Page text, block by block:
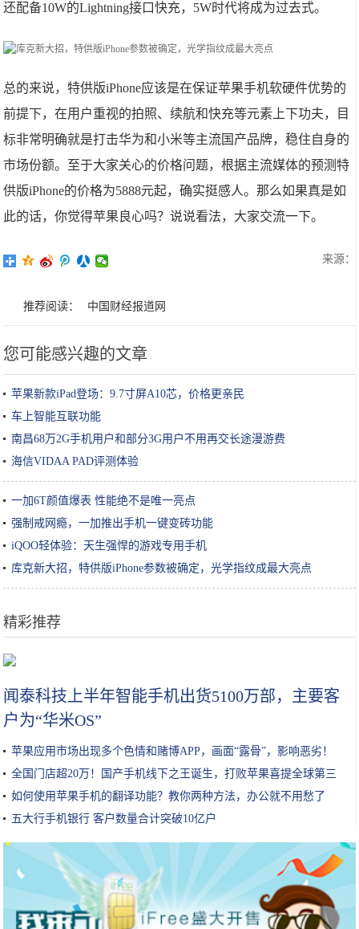
还配备10W的Lightning接口快充，5W时代将成为过去式。
总的来说，特供版iPhone应该是在保证苹果手机软硬件优势的
前提下，在用户重视的拍照、续航和快充等元素上下功夫，目
标非常明确就是打击华为和小米等主流国产品牌，稳住自身的
市场份额。至于大家关心的价格问题，根据主流媒体的预测特
供版iPhone的价格为5888元起，确实挺感人。那么如果真是如
此的话，你觉得苹果良心吗？说说看法，大家交流一下。
来源：
推荐阅读： 中国财经报道网
您可能感兴趣的文章
苹果新款iPad登场：9.7寸屏A10芯，价格更亲民
车上智能互联功能
南昌68万2G手机用户和部分3G用户不用再交长途漫游费
海信VIDAA PAD评测体验
一加6T颜值爆表 性能绝不是唯一亮点
强制戒网瘾，一加推出手机一键变砖功能
iQOO轻体验：天生强悍的游戏专用手机
库克新大招，特供版iPhone参数被确定，光学指纹成最大亮点
精彩推荐
保湿超过100小时？吴昕、张韶涵都推荐的喷雾？这些护肤品我都要
闻泰科技上半年智能手机出货5100万部，主要客
户为“华米OS”
苹果应用市场出现多个色情和赌博APP，画面“露骨”，影响恶劣！
全国门店超20万！国产手机线下之王诞生，打败苹果喜提全球第三
如何使用苹果手机的翻译功能？教你两种方法，办公就不用愁了
五大行手机银行 客户数量合计突破10亿户